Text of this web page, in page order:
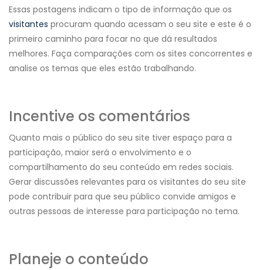
Essas postagens indicam o tipo de informação que os
visitantes procuram quando acessam o seu site e este é o
primeiro caminho para focar no que dá resultados
melhores. Faça comparações com os sites concorrentes e
analise os temas que eles estão trabalhando.
Incentive os comentários
Quanto mais o público do seu site tiver espaço para a
participação, maior será o envolvimento e o
compartilhamento do seu conteúdo em redes sociais.
Gerar discussões relevantes para os visitantes do seu site
pode contribuir para que seu público convide amigos e
outras pessoas de interesse para participação no tema.
Planeje o conteúdo